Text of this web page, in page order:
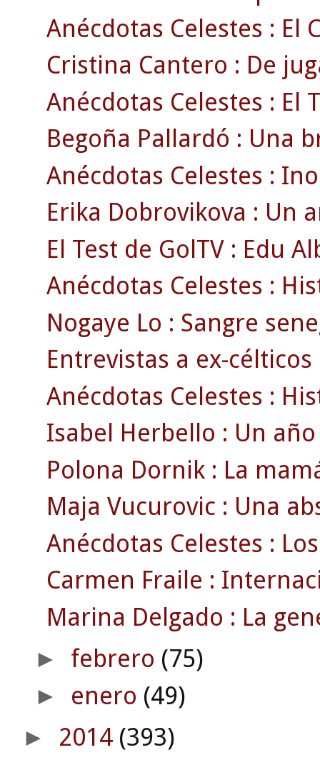
Anécdotas Celestes : El
Cristina Cantero : De
Anécdotas Celestes : El
Begoña Pallardó : Una
Anécdotas Celestes :
Erika Dobrovikova : Un
El Test de GolTV : Edu
Anécdotas Celestes :
Nogaye Lo : Sangre
Entrevistas a ex-
Anécdotas Celestes :
Isabel Herbello : Un
Polona Dornik : La
Maja Vucurovic : Una
Anécdotas Celestes :
Carmen Fraile :
Marina Delgado : La
► febrero (75)
► enero (49)
► 2014 (393)